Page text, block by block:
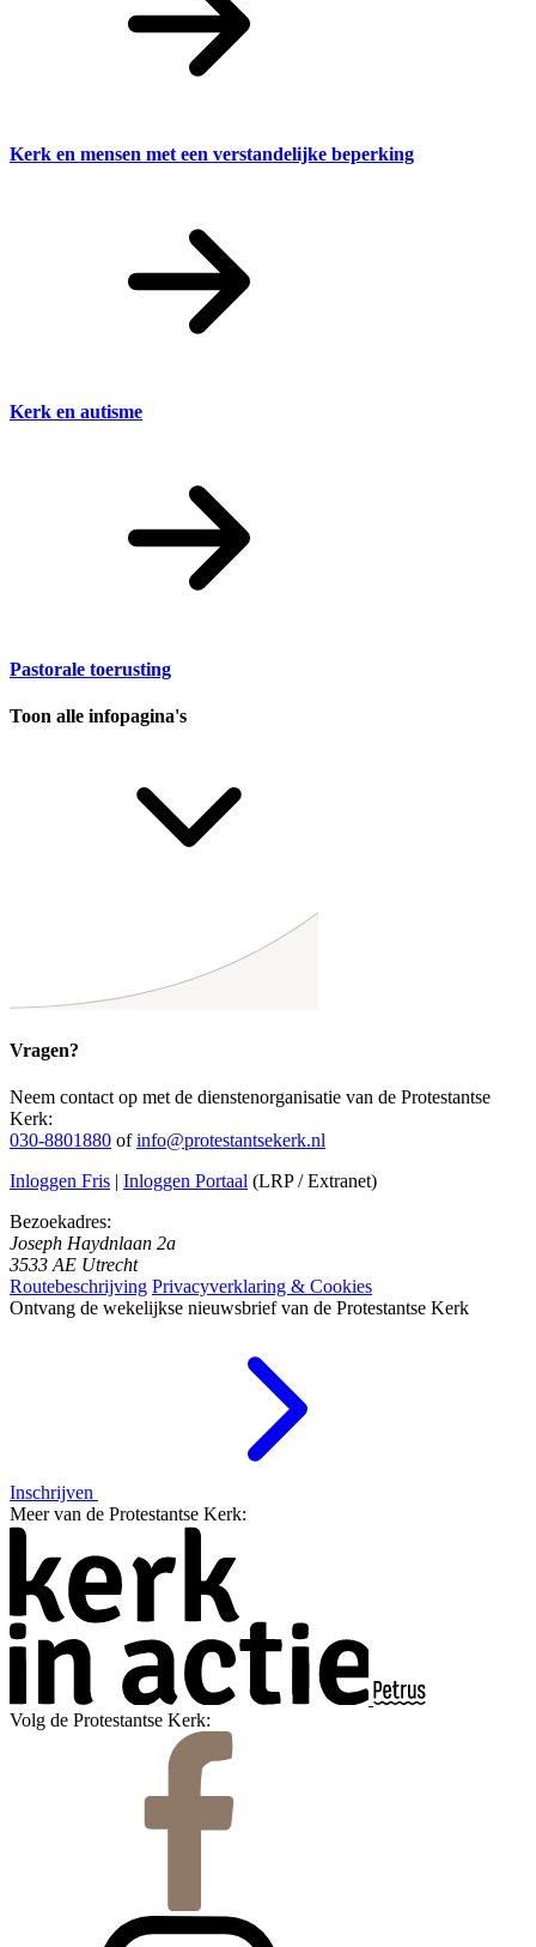
Kerk en mensen met een verstandelijke beperking
Kerk en autisme
Pastorale toerusting
Toon alle infopagina's
Vragen?
Neem contact op met de dienstenorganisatie van de Protestantse
Kerk:
030-8801880 ofinfo@protestantsekerk.nl
Inloggen Fris
Inloggen Portaal (LRP / Extranet)
Bezoekadres:
Joseph Haydnlaan 2a
3533 AE Utrecht
Routebeschrijving Privacyverklaring & Cookies
Ontvang de wekelijkse nieuwsbrief van de Protestantse Kerk
Inschrijven
Meer van de Protestantse Kerk:
Volg de Protestantse Kerk: